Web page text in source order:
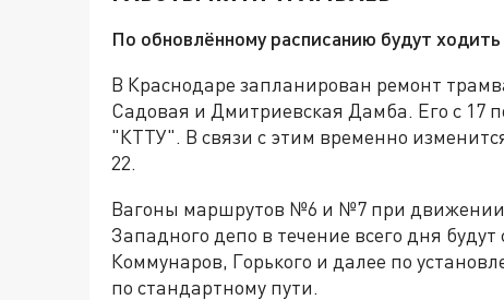
По обновлённому расписанию будут
В Краснодаре запланирован ремонт
Садовая и Дмитриевская Дамба. Его с 17
"КТТУ". В связи с этим временно
22.
Вагоны маршрутов №6 и №7 при движении
Западного депо в течение всего дня
Коммунаров, Горького и далее по
по стандартному пути.